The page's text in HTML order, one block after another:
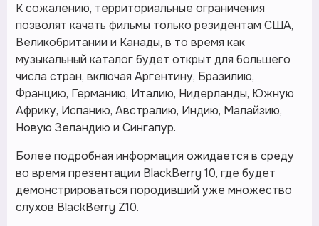
К сожалению, территориальные ограничения
позволят качать фильмы только резидентам США,
Великобритании и Канады, в то время как
музыкальный каталог будет открыт для большего
числа стран, включая Аргентину, Бразилию,
Францию, Германию, Италию, Нидерланды, Южную
Африку, Испанию, Австралию, Индию, Малайзию,
Новую Зеландию и Сингапур.
Более подробная информация ожидается в среду
во время презентации BlackBerry 10, где будет
демонстрироваться породивший уже множество
слухов BlackBerry Z10.